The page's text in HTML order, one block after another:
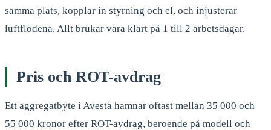
samma plats, kopplar in styrning och el, och injusterar
luftflödena. Allt brukar vara klart på 1 till 2 arbetsdagar.
Pris och ROT-avdrag
Ett aggregatbyte i Avesta hamnar oftast mellan 35 000 och
55 000 kronor efter ROT-avdrag, beroende på modell och